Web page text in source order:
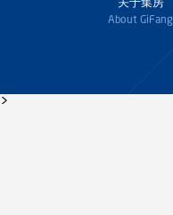
关于集房
About GiFang
>